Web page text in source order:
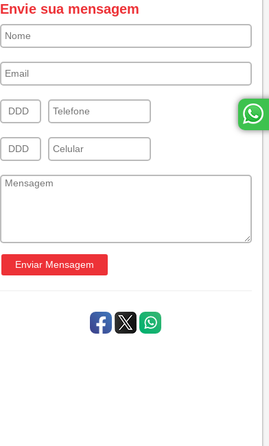
Envie sua mensagem